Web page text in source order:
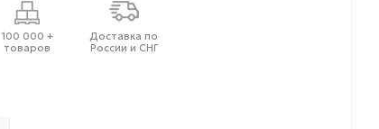
100 000 +
товаров
Доставка по
России и СНГ